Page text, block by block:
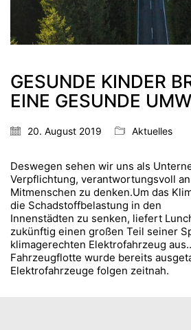
GESUNDE KINDER
EINE GESUNDE
20. August 2019 Aktuelles
Deswegen sehen wir uns als
Verpflichtung, verantwortungsvoll
Mitmenschen zu denken.Um das
die Schadstoffbelastung in den
Innenstädten zu senken, liefert
zukünftig einen großen Teil seiner
klimagerechten Elektrofahrzeug
Fahrzeugflotte wurde bereits
Elektrofahrzeuge folgen zeitnah.